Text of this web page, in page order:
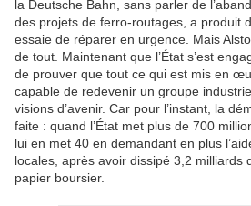
la Deutsche Bahn, sans parler de
des projets de ferro-routages, a produit
essaie de réparer en urgence. Mais
de tout. Maintenant que l’État s’est
de prouver que tout ce qui est mis en
capable de redevenir un groupe
visions d’avenir. Car pour l’instant, la
faite : quand l’État met plus de 700
lui en met 40 en demandant en plus
locales, après avoir dissipé 3,2 milliards
papier boursier.